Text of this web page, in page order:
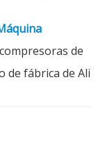
de
de fábrica de Ali